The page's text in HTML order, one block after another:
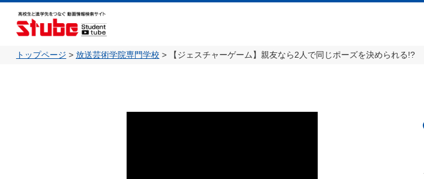
トップページ > 放送芸術学院専門学校 > 【ジェスチャーゲーム】親友なら2人で同じポーズを決められる!?